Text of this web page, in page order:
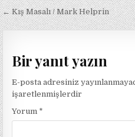
Yazı
gezinmesi
← Kış Masalı / Mark Helprin
Bir yanıt yazın
E-posta adresiniz
işaretlenmişlerdir
Yorum *